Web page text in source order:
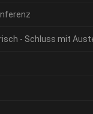
- Schluss mit